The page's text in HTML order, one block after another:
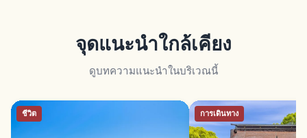
จุดแนะนำใกล้เคียง
ดูบทความแนะนำในบริเวณนี้
ชีวิต การเดินทาง